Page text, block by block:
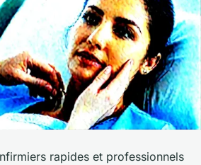
rapides et professionnels